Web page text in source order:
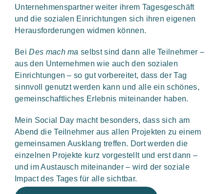
Unternehmenspartner weiter ihrem Tagesgeschäft
und die sozialen Einrichtungen sich ihren eigenen
Herausforderungen widmen können.
BeiDes mach ma selbst sind dann alle Teilnehmer –
aus den Unternehmen wie auch den sozialen
Einrichtungen – so gut vorbereitet, dass der Tag
sinnvoll genutzt werden kann und alle ein schönes,
gemeinschaftliches Erlebnis miteinander haben.
Mein Social Day macht besonders, dass sich am
Abend die Teilnehmer aus allen Projekten zu einem
gemeinsamen Ausklang treffen. Dort werden die
einzelnen Projekte kurz vorgestellt und erst dann –
und im Austausch miteinander – wird der soziale
Impact des Tages für alle sichtbar.